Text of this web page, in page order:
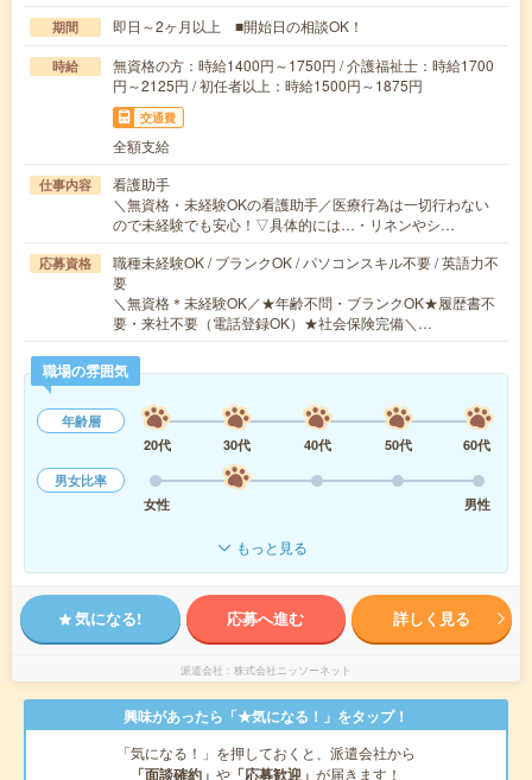
期間 即日～2ヶ月以上 ■開始日の相談OK！
時給
無資格の方：時給1400円～1750円 / 介護福祉士：時給1700
円～2125円 / 初任者以上：時給1500円～1875円
交通費
全額支給
仕事内容
看護助手
＼無資格・未経験OKの看護助手／医療行為は一切行わない
ので未経験でも安心！▽具体的には…・リネンやシ…
応募資格
職種未経験OK / ブランクOK / パソコンスキル不要 / 英語力不
要
＼無資格＊未経験OK／★年齢不問・ブランクOK★履歴書不
要・来社不要（電話登録OK）★社会保険完備＼…
職場の雰囲気
年齢層
20代
30代 40代 50代
60代
男女比率
女性
男性
もっと見る
気になる! 応募へ進む 詳しく見る
派遣会社 株式会社ニッソーネット
興味があったら「★気になる！」をタップ！
「気になる！」を押しておくと、派遣会社から
「面談確約」 や 「応募歓迎」 が届きます！